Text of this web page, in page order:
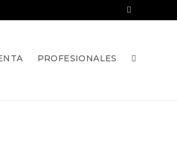
PROFESIONALES